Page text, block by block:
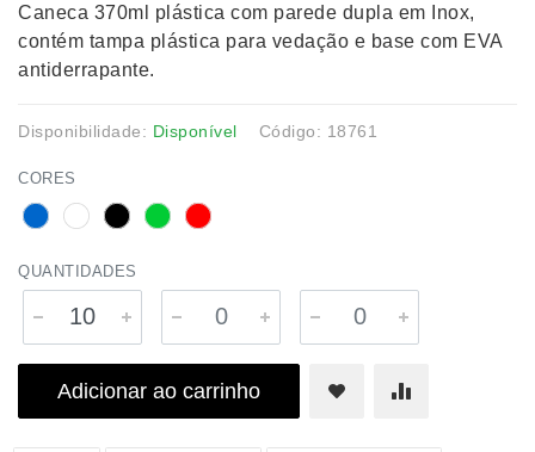
Caneca 370ml plástica com parede dupla em Inox,
contém tampa plástica para vedação e base com EVA
antiderrapante.
Disponibilidade: Disponível Código: 18761
CORES
QUANTIDADES
Adicionar ao carrinho